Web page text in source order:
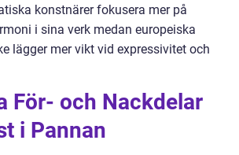
konstnärer fokusera mer på
i sina verk medan europeiska
lägger mer vikt vid expressivitet och
För- och Nackdelar
i Pannan